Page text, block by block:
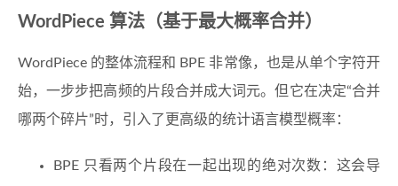
WordPiece 算法（基于最大概率合并）
WordPiece 的整体流程和 BPE 非常像，也是从单个字符开
始，一步步把高频的片段合并成大词元。但它在决定“合并
哪两个碎片”时，引入了更高级的统计语言模型概率：
BPE 只看两个片段在一起出现的绝对次数：这会导